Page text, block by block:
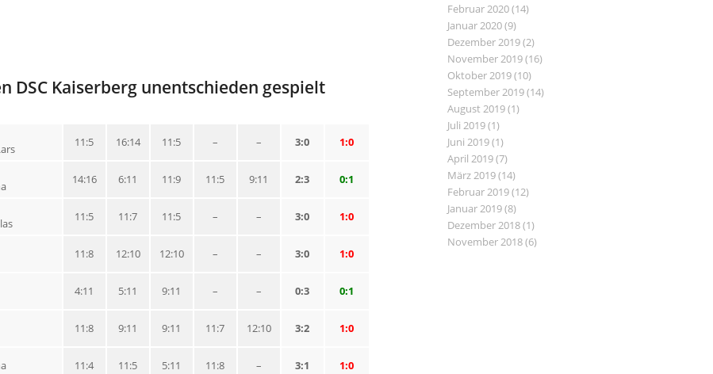
DSC Kaiserberg unentschieden gespielt
–
–
11:5
16:14
11:5 3:0 1:0
9:11
11:5
11:9
6:11
14:16 2:3 0:1
–
–
11:5
11:7
11:5 3:0 1:0
–
–
12:10
12:10
11:8 3:0 1:0
–
–
9:11
5:11
4:11 0:3 0:1
12:10
11:7
9:11
9:11
11:8 3:2 1:0
–
11:8
5:11
11:5
11:4 3:1 1:0
Februar 2020(14)
Januar 2020(9)
Dezember 2019(2)
November 2019(16)
Oktober 2019(10)
September 2019(14)
August 2019(1)
Juli 2019(1)
Juni 2019(1)
April 2019(7)
März 2019(14)
Februar 2019(12)
Januar 2019(8)
Dezember 2018(1)
November 2018(6)